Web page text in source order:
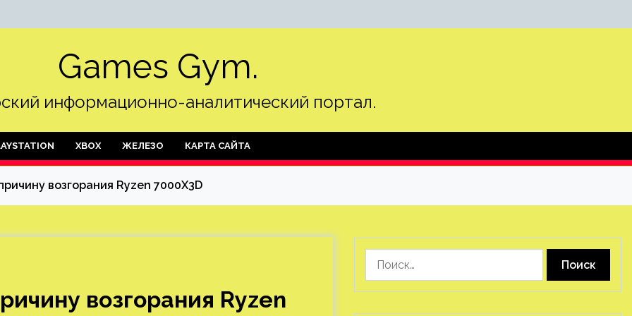
Games Gym.
информационно-аналитический портал.
XBOX ЖЕЛЕЗО КАРТА САЙТА
возгорания Ryzen 7000X3D
возгорания Ryzen